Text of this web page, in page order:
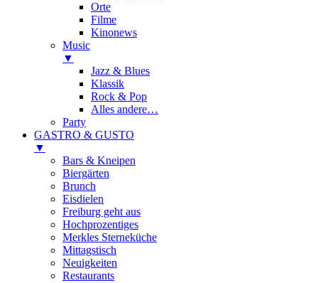
Orte
Filme
Kinonews
Music
▼
Jazz & Blues
Klassik
Rock & Pop
Alles andere…
Party
GASTRO & GUSTO
▼
Bars & Kneipen
Biergärten
Brunch
Eisdielen
Freiburg geht aus
Hochprozentiges
Merkles Sterneküche
Mittagstisch
Neuigkeiten
Restaurants